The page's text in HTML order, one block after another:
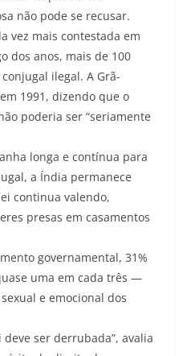
não pode se recusar.
vez mais contestada em
dos anos, mais de 100
ilegal. A Grã-
1991, dizendo que o
poderia ser “seriamente
longa e contínua para
a Índia permanece
continua valendo,
presas em casamentos
governamental, 31%
uma em cada três —
e emocional dos
ser derrubada”, avalia